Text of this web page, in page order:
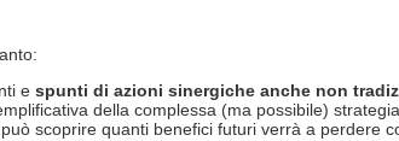
e spunti di azioni sinergiche anche non
della complessa (ma possibile)
scoprire quanti benefici futuri verrà a perdere